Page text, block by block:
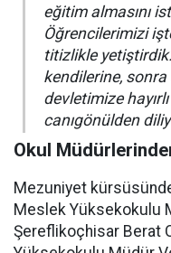
eğitim almasını
Öğrencilerimizi
titizlikle yetiştirdik.
kendilerine,
devletimize
canıgönülden
Okul
Mezuniyet
Meslek Yüksekokulu
Şereflikoçhisar Berat